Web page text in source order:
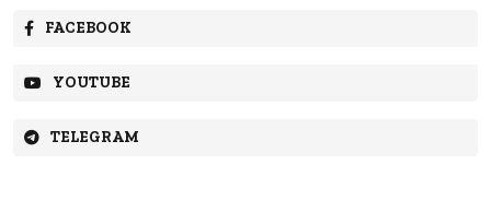
FACEBOOK
YOUTUBE
TELEGRAM